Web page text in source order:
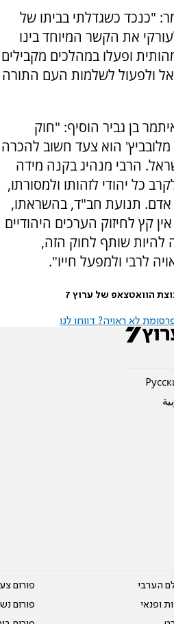
"כנכד כשגדלתי בביתו של
את הקשר המיוחד בינו
ופעלו במהלכים מקבילים
ולפעול לשלמות העם התורה
בן גביר הוסיף: "חוק
הוא צעד חשוב להכרה
הרבי מנהיג בקנה מידה
כל יהודי לזהותו ולמסורתו,
תנועת חב"ד, בהשראתו,
קץ לחיזוק הערכים היהודיים
להיות שותף לחוק הזה,
לרבי ולמפעל חייו".
הוואטצאפ של ערוץ 7
לא ראויה? דווחו לנו
הערבי
ופנאי
פורום
פורום